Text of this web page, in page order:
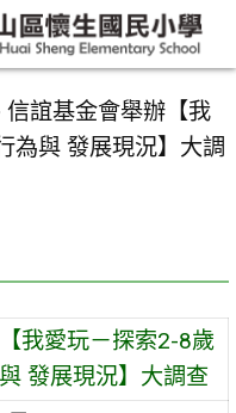
信誼基金會舉辦【我
為與 發展現況】大調
我愛玩－探索2-8歲
發展現況】大調查